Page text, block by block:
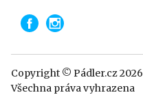
Copyright © Pádler.cz 2026
Všechna práva vyhrazena